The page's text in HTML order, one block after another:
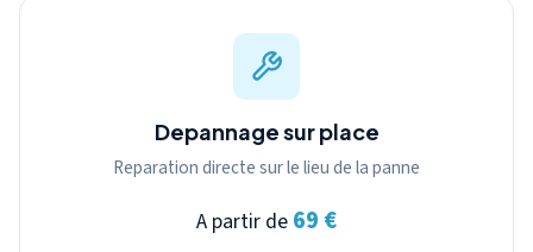
Depannage sur place
Reparation directe sur le lieu de la panne
A partir de 69 €